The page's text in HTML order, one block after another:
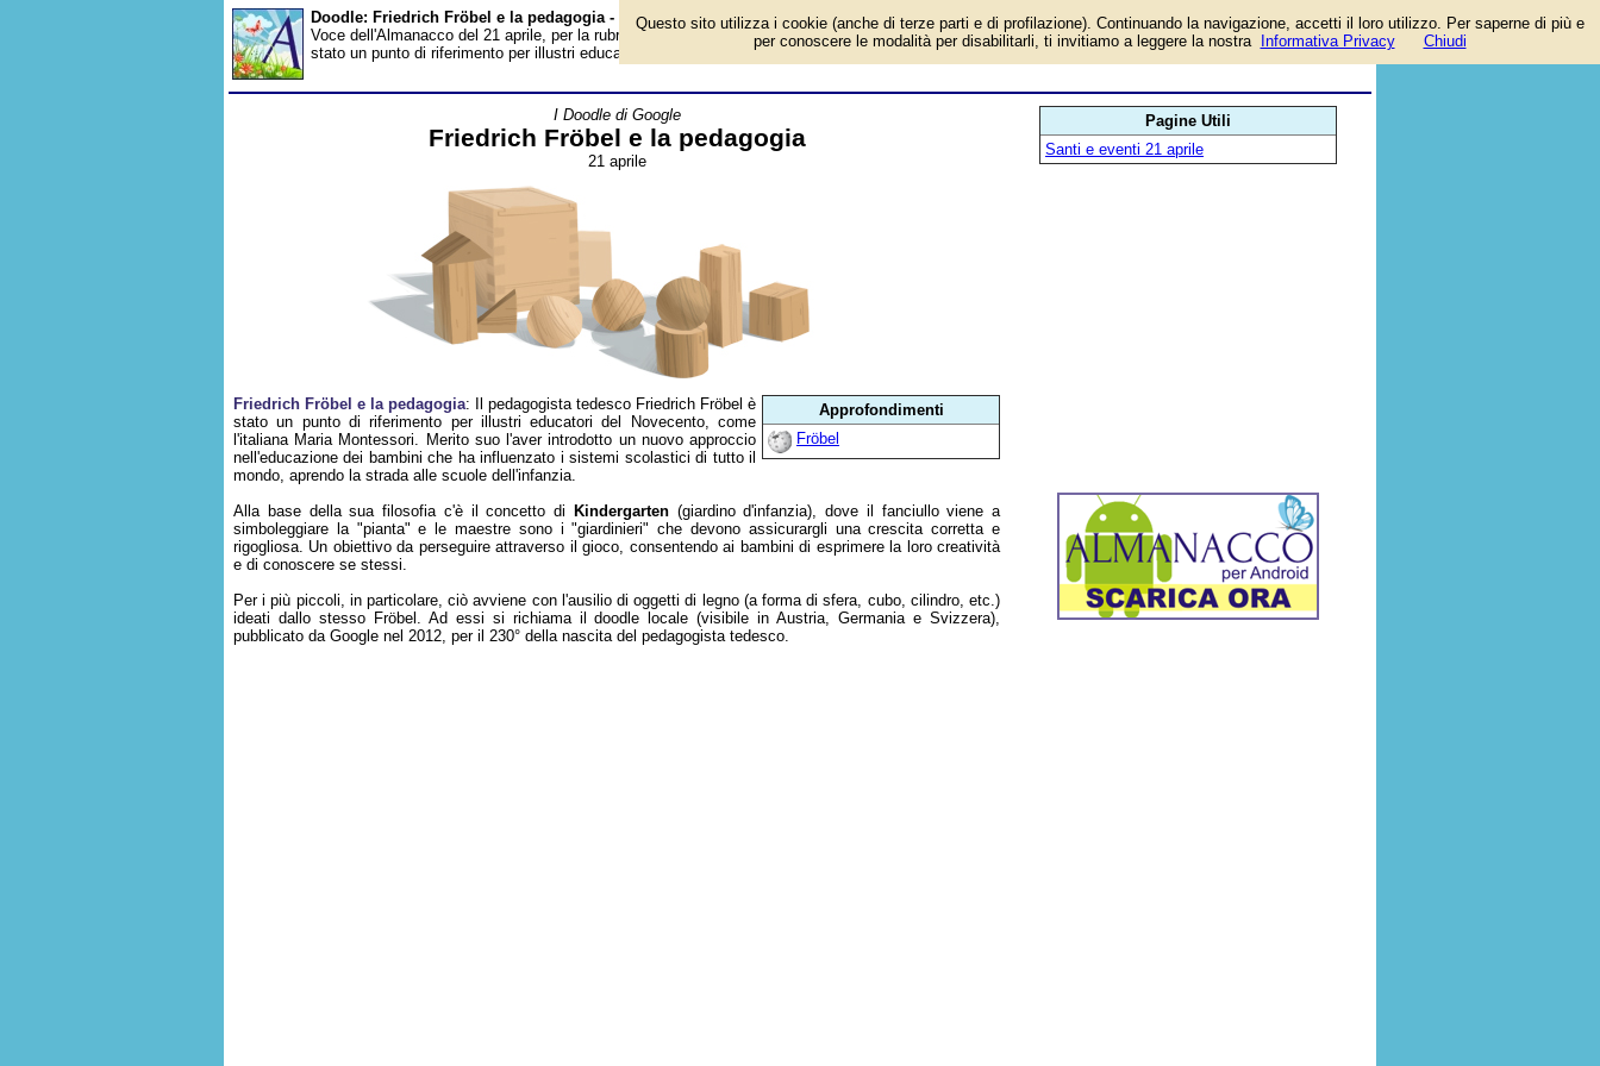
Doodle: Friedrich Fröbel e la pedagogia - Almanacco
Voce dell'Almanacco del 21 aprile, per la rubrica 'I Doodle di Google'. Il pedagogista tedesco Friedrich Fröbel è
stato un punto di riferimento per illustri educatori del Novecento, come l'italiana Maria Montessori. Merito suo...
I Doodle di Google
Friedrich Fröbel e la pedagogia
21 aprile
Approfondimenti
Fröbel
Friedrich Fröbel e la pedagogia: Il pedagogista tedesco Friedrich Fröbel è
stato un punto di riferimento per illustri educatori del Novecento, come
l'italiana Maria Montessori. Merito suo l'aver introdotto un nuovo approccio
nell'educazione dei bambini che ha influenzato i sistemi scolastici di tutto il
mondo, aprendo la strada alle scuole dell'infanzia.
Alla base della sua filosofia c'è il concetto di
Kindergarten(giardino d'infanzia), dove il fanciullo viene a
simboleggiare la "pianta" e le maestre sono i "giardinieri" che devono assicurargli una crescita corretta e
rigogliosa. Un obiettivo da perseguire attraverso il gioco, consentendo ai bambini di esprimere la loro creatività
e di conoscere se stessi.
Per i più piccoli, in particolare, ciò avviene con l'ausilio di oggetti di legno (a forma di sfera, cubo, cilindro, etc.)
ideati dallo stesso Fröbel. Ad essi si richiama il doodle locale (visibile in Austria, Germania e Svizzera),
pubblicato da Google nel 2012, per il 230° della nascita del pedagogista tedesco.
Pagine Utili
Santi e eventi 21 aprile
Questo sito utilizza i cookie (anche di terze parti e di profilazione). Continuando la navigazione, accetti il loro utilizzo. Per saperne di più e
per conoscere le modalità per disabilitarli, ti invitiamo a leggere la nostra
Informativa Privacy Chiudi